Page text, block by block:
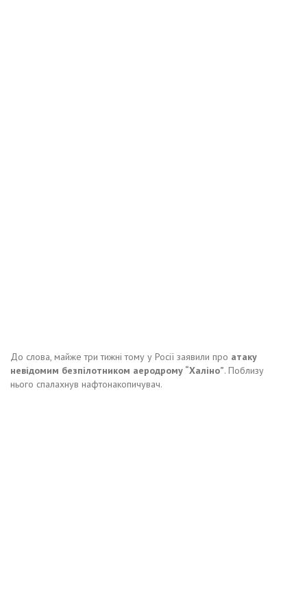
До слова, майже три тижні тому у Росії заявили про атаку
невідомим безпілотником аеродрому “Халіно”. Поблизу
нього спалахнув нафтонакопичувач.